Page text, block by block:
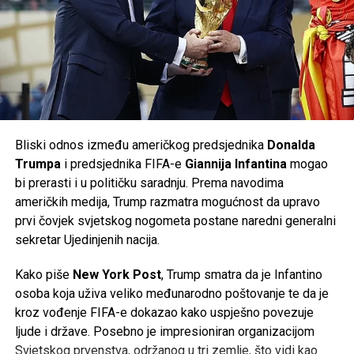
Tweet Share
Mail
radničkog vijeća, ali i vlasti savezne pokrajine
Donja
Saska, koja posjeduje oko 20 posto udjela
u
Volkswagenu i ima značajan utjecaj u nadzornom odboru
kompanije. Prema njemačkim medijima, odbor je u početnoj
fazi odbio dio predloženih mjera.
Volkswagen je ranije potvrdio da će do kraja decenije u
35.000biti u matičnom brendu Volkswagen, dok će
ostatak biti raspoređen na kompanije unutar grupacije,
uključujući AudiiPorsche. Do sada je više od37.000
zaposlenihveć prihvatilo programe dobrovoljnog odlaska
iz kompanije.
evropski proizvođač automobila nalazi pred jednim od
najvećih izazova u svojoj historiji, dok će naredni mjeseci
biti ključni za budući smjer razvoja kompanije.
Bliski odnos između američkog predsjednika Donalda
Trumpai predsjednika FIFA-e Giannija Infantinamogao
bi prerasti i u političku saradnju. Prema navodima
američkih medija, Trump razmatra mogućnost da upravo
prvi čovjek svjetskog nogometa postane naredni generalni
sekretar Ujedinjenih nacija.
Kako piše New York Post, Trump smatra da je Infantino
osoba koja uživa veliko međunarodno poštovanje te da je
kroz vođenje FIFA-e dokazao kako uspješno povezuje
ljude i države. Posebno je impresioniran organizacijom
Svjetskog prvenstva, održanog u tri zemlje, što vidi kao